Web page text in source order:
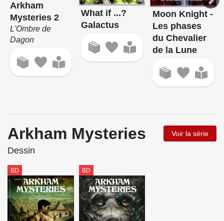
Arkham
Mysteries 2
L'Ombre de
Dagon
What if ...?
Galactus
Moon Knight -
Les phases
du Chevalier
de la Lune
Arkham Mysteries Voir la série
Dessin
BD BD